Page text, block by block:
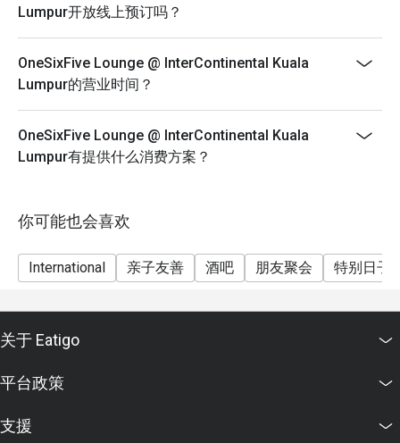
Lumpur开放线上预订吗？
OneSixFive Lounge @ InterContinental Kuala
Lumpur的营业时间？
OneSixFive Lounge @ InterContinental Kuala
Lumpur有提供什么消费方案？
你可能也会喜欢
International 亲子友善 酒吧 朋友聚会 特别日子
关于 Eatigo
平台政策
支援